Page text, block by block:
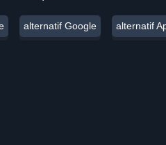
alternatif Google alternatif